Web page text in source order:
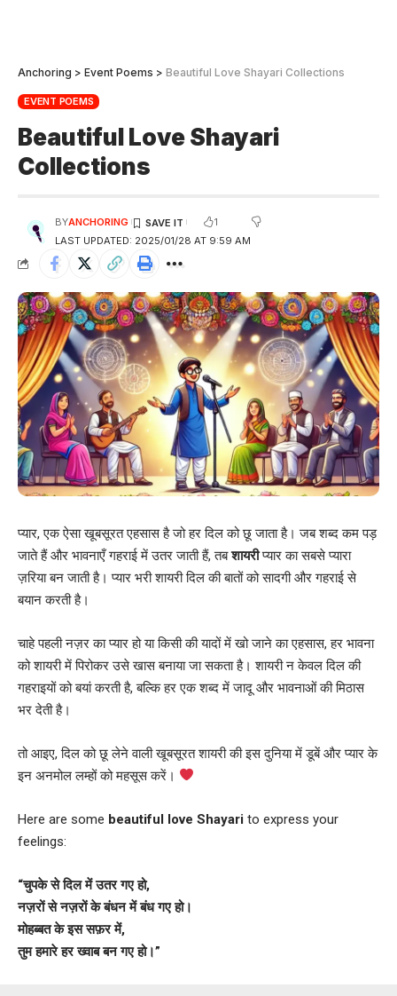
Anchoring > Event Poems > Beautiful Love Shayari Collections
EVENT POEMS
Beautiful Love Shayari
Collections
LAST UPDATED: 2025/01/28 AT 9:59 AM
BYANCHORING 1
प्यार, एक ऐसा खूबसूरत एहसास है जो हर दिल को छू जाता है। जब शब्द कम पड़
जाते हैं और भावनाएँ गहराई में उतर जाती हैं, तबशायरीप्यार का सबसे प्यारा
ज़रिया बन जाती है। प्यार भरी शायरी दिल की बातों को सादगी और गहराई से
बयान करती है।
चाहे पहली नज़र का प्यार हो या किसी की यादों में खो जाने का एहसास, हर भावना
को शायरी में पिरोकर उसे खास बनाया जा सकता है। शायरी न केवल दिल की
गहराइयों को बयां करती है, बल्कि हर एक शब्द में जादू और भावनाओं की मिठास
भर देती है।
तो आइए, दिल को छू लेने वाली खूबसूरत शायरी की इस दुनिया में डूबें और प्यार के
इन अनमोल लम्हों को महसूस करें।
Here are some beautiful love Shayari to express your
feelings:
“चुपके से दिल में उतर गए हो,
नज़रों से नज़रों के बंधन में बंध गए हो।
मोहब्बत के इस सफ़र में,
तुम हमारे हर ख्वाब बन गए हो।”